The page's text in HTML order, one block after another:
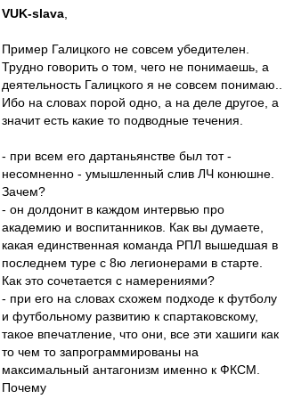
VUK-slava
Пример Галицкого не совсем убедителен.
Трудно говорить о том, чего не понимаешь, а
деятельность Галицкого я не совсем понимаю..
Ибо на словах порой одно, а на деле другое, а
значит есть какие то подводные течения.
- при всем его дартаньянстве был тот -
несомненно - умышленный слив ЛЧ конюшне.
Зачем?
- он долдонит в каждом интервью про
академию и воспитанников. Как вы думаете,
какая единственная команда РПЛ вышедшая в
последнем туре с 8ю легионерами в старте.
Как это сочетается с намерениями?
- при его на словах схожем подходе к футболу
и футбольному развитию к спартаковскому,
такое впечатление, что они, все эти хашиги как
то чем то запрограммированы на
максимальный антагонизм именно к ФКСМ.
Почему